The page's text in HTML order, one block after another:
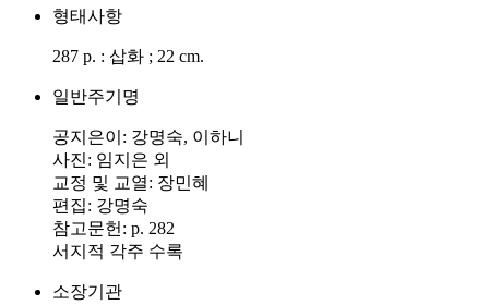
형태사항
287 p. : 삽화 ; 22 cm.
일반주기명
공지은이: 강명숙, 이하니
사진: 임지은 외
교정 및 교열: 장민혜
편집: 강명숙
참고문헌: p. 282
서지적 각주 수록
소장기관